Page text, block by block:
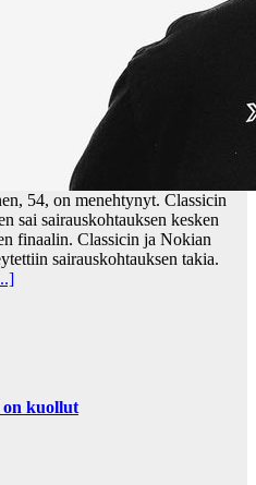
54, on menehtynyt. Classicin
sai sairauskohtauksen kesken
finaalin. Classicin ja Nokian
sairauskohtauksen takia.
kuollut